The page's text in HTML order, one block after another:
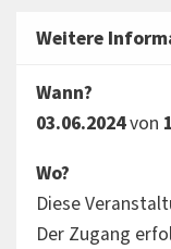
Weitere
Wann?
03.06.2024von
Wo?
Diese
Der Zugang